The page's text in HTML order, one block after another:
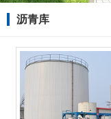
沥青库